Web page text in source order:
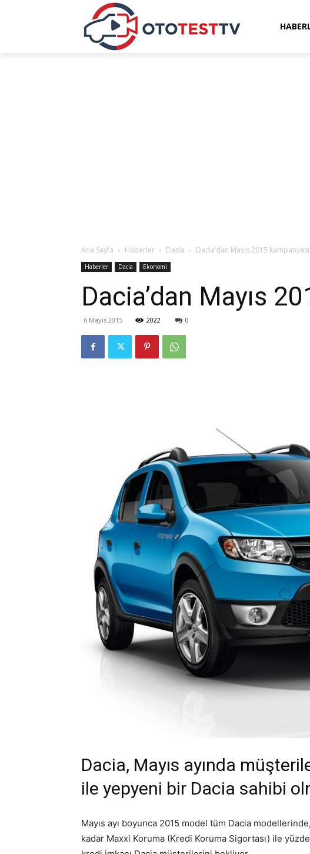
Ana Sayfa Haberler Dacia Dacia’dan Mayıs 2015 kampanyası
Haberler Dacia Ekonomi
Dacia’dan Mayıs
6 Mayıs 2015 2022 0
Dacia, Mayıs ayında
ile yepyeni bir Dacia sahibi
Mayıs ayı boyunca 2015 model tüm Dacia
kadar Maxxi Koruma (Kredi Koruma Sigortası) ile